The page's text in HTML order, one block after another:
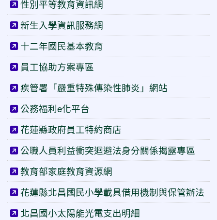
性別平等教育資訊網
新生入學資訊服務網
十二年國民基本教育
員工協助方案專區
疾管署「嚴重特殊傳染性肺炎」網站
公務福利e化平台
花蓮縣政府員工特約商店
公職人員利益衝突迴避法身分關係揭露專區
教育部家庭教育資源網
花蓮縣北昌國民小學載具借用機制與保管辦法
北昌國小太陽能光電支出明細